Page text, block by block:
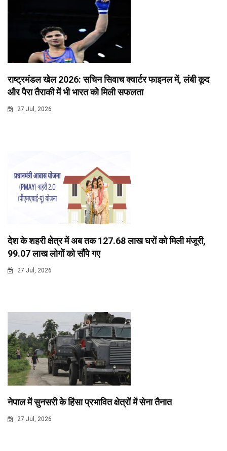
राष्ट्रमंडल खेल 2026: सचिन सिवाच क्वार्टर फाइनल में, लंबी कूद
और पैरा तैराकी में भी भारत को मिली सफलता
27 Jul, 2026
देश के शहरी क्षेत्र में अब तक 127.68 लाख घरों को मिली मंजूरी,
99.07 लाख लोगों को सौंपे गए
27 Jul, 2026
नेपाल में सुनसरी के हिंसा प्रभावित क्षेत्रों में सेना तैनात
27 Jul, 2026